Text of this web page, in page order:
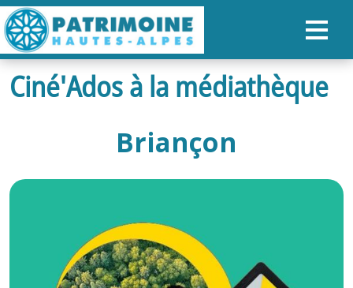
ACCUEIL
PATRIMOINE
ORGANISER SON SÉJOUR
Ciné'Ados à la médiathèque
Briançon